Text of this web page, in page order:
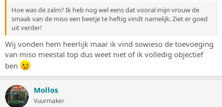
Hoe was de zalm? Ik heb nog wel eens dat vooral mijn vrouw de
smaak van de miso een beetje te heftig vindt namelijk. Ziet er goed
uit verder!
Wij vonden hem heerlijk maar ik vind sowieso de toevoeging
van miso meestal top dus weet niet of ik volledig objectief
ben
Mollos
Vuurmaker